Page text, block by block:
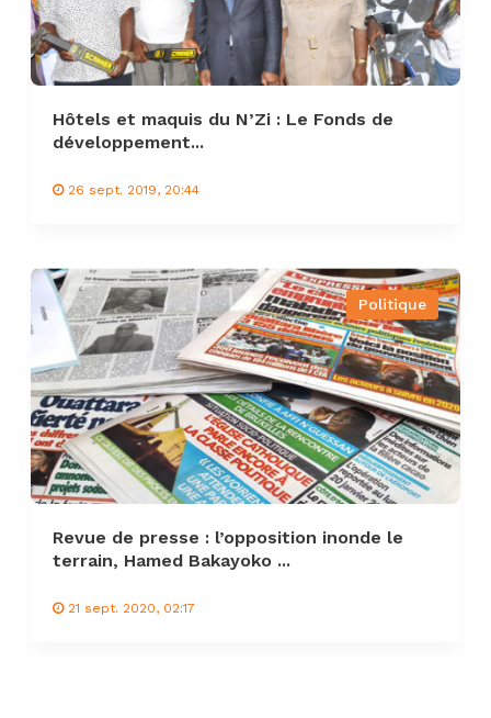
Hôtels et maquis du N’Zi : Le Fonds de
développement...
26 sept. 2019, 20:44
Politique
Revue de presse : l’opposition inonde le
terrain, Hamed Bakayoko ...
21 sept. 2020, 02:17